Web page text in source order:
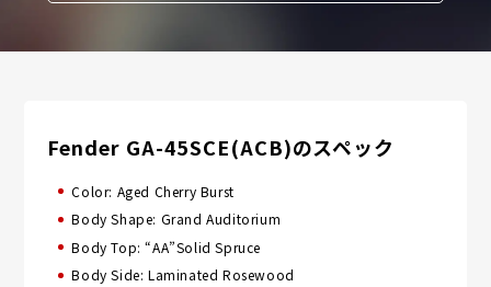
Fender GA-45SCE(ACB)のスペック
Color: Aged Cherry Burst
Body Shape: Grand Auditorium
Body Top: “AA”Solid Spruce
Body Side: Laminated Rosewood